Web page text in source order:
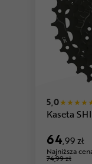
5,0
Kaseta
64,99 zł
Najniższa
74,99 zł